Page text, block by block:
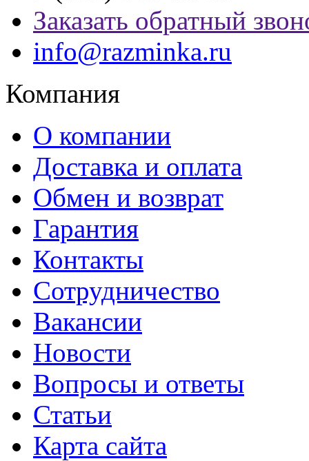
Заказать обратный
info@razminka.ru
Компания
О компании
Доставка и оплата
Обмен и возврат
Гарантия
Контакты
Сотрудничество
Вакансии
Новости
Вопросы и ответы
Статьи
Карта сайта